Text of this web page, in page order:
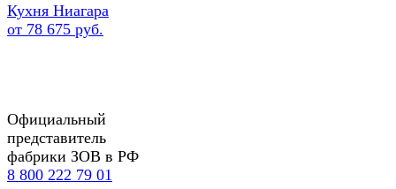
Кухня Ниагара
от 78 675 руб.
Официальный
представитель
фабрики ЗОВ в РФ
8 800 222 79 01